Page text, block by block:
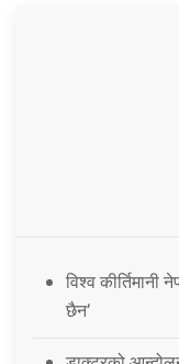
विश्व कीर्तिमानी
छैन’